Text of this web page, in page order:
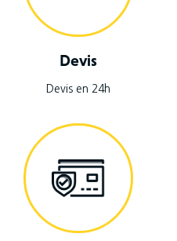
Devis
Devis en 24h